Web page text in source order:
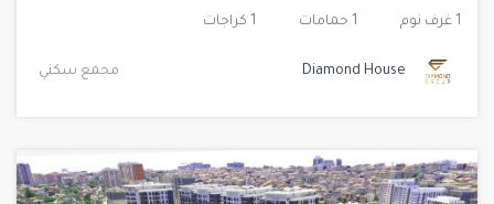
1 غرف نوم 1 حمامات 1 كراجات
Diamond House مجمع سكني